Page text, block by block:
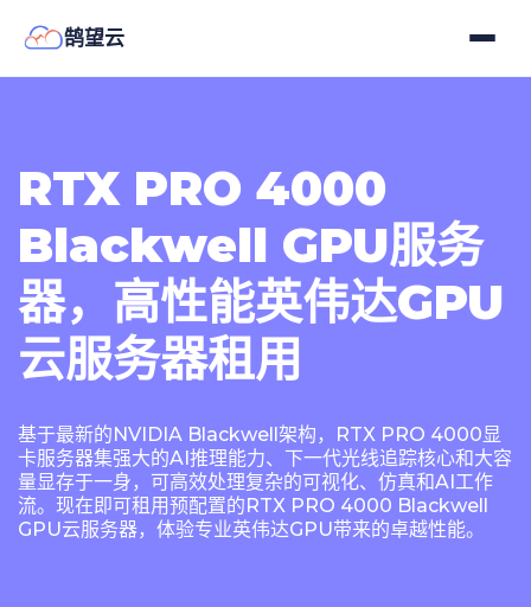
鹄望云
RTX PRO 4000
Blackwell GPU服务
器，高性能英伟达GPU
云服务器租用
基于最新的NVIDIA Blackwell架构，RTX PRO 4000显
卡服务器集强大的AI推理能力、下一代光线追踪核心和大容
量显存于一身，可高效处理复杂的可视化、仿真和AI工作
流。现在即可租用预配置的RTX PRO 4000 Blackwell
GPU云服务器，体验专业英伟达GPU带来的卓越性能。